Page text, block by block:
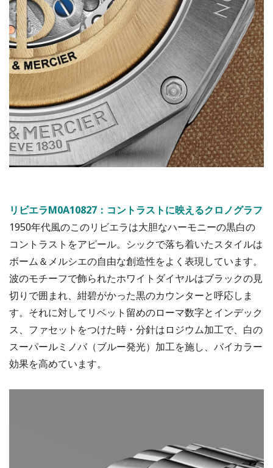
リビエラM0A10827：コントラストに映えるクロノグラフ
1950年代風のこのリビエラは大胆なハーモニーの黒白の
コントラストをアピール。シックで落ち着いたスタイルは
ボーム＆メルシエの自由な創造性をよく表現しています。
波のモチーフで飾られたホワイトダイヤルはブラックの見
切りで囲まれ、紺碧がかった黒のカウンターと呼応しま
す。それに対してリベット留めのローマ数字とインデック
ス、ファセットをつけた時・分針はロジウム加工で、白の
スーパールミノバ（ブルー発光）加工を施し、バイカラー
効果を高めています。